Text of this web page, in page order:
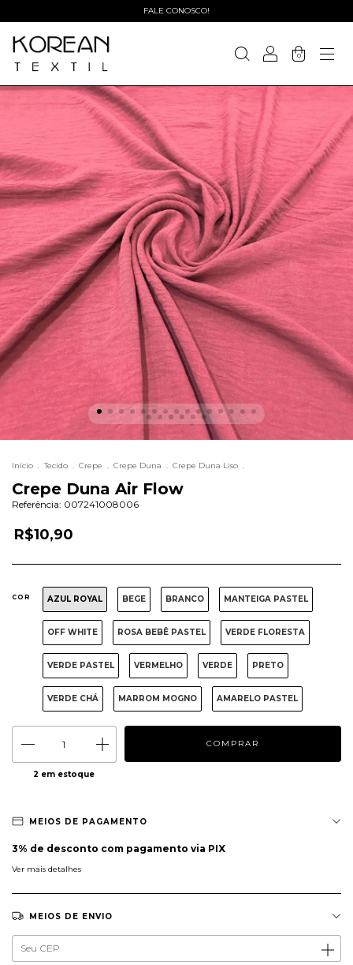
FALE CONOSCO!
0
Início . Tecido . Crepe . Crepe Duna . Crepe Duna Liso .
Crepe Duna Air Flow
Referência: 007241008006
R$10,90
COR AZUL ROYAL BEGE BRANCO MANTEIGA PASTEL
OFF WHITE ROSA BEBÊ PASTEL VERDE FLORESTA
VERDE PASTEL VERMELHO VERDE PRETO
VERDE CHÁ MARROM MOGNO AMARELO PASTEL
2 em estoque
MEIOS DE PAGAMENTO
3% de desconto com pagamento via PIX
Ver mais detalhes
MEIOS DE ENVIO
Entregas para o CEP: